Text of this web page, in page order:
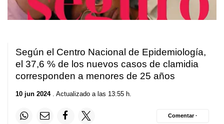
Según el Centro Nacional de Epidemiología,
el 37,6 % de los nuevos casos de clamidia
corresponden a menores de 25 años
10 jun 2024. Actualizado a las 13:55 h.
Comentar ·